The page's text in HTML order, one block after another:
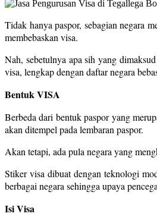
Tidak hanya paspor, sebagian negara
membebaskan visa.
Nah, sebetulnya apa sih yang
visa, lengkap dengan daftar negara
Bentuk VISA
Berbeda dari bentuk paspor yang
akan ditempel pada lembaran paspor.
Akan tetapi, ada pula negara yang
Stiker visa dibuat dengan teknologi
berbagai negara sehingga upaya
Isi Visa